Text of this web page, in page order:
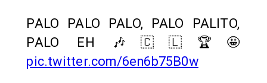
PALO PALO PALO, PALO PALITO,
PALO EH 🎶🇨🇱🏆🤩
pic.twitter.com/6en6b75B0w